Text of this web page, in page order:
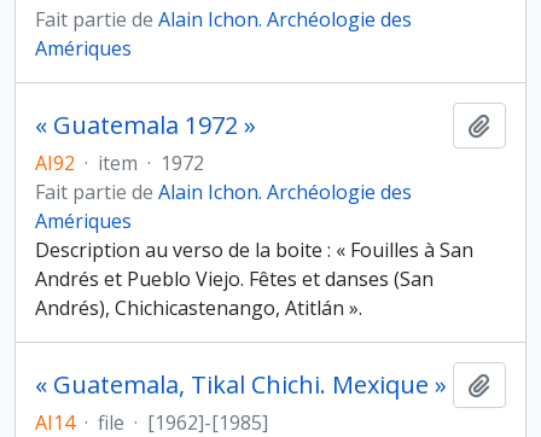
Fait partie de Alain Ichon. Archéologie des
Amériques
« Guatemala 1972 »
AI92 · item · 1972
Fait partie de Alain Ichon. Archéologie des
Amériques
Description au verso de la boite : « Fouilles à San
Andrés et Pueblo Viejo. Fêtes et danses (San
Andrés), Chichicastenango, Atitlán ».
« Guatemala, Tikal Chichi. Mexique »
AI14 · file · [1962]-[1985]